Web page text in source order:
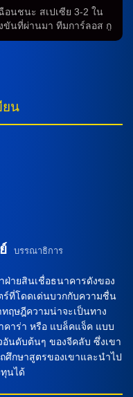
อนชนะ สเปเซีย 3-2 ใน
ขันที่ผ่านมา ทีมการ์ลอส กู
ปเซีย 3-2 ในการแข่งขัน
ตะที่ยังไม่พร้อมเพราะ
มาติย่า ฟรีกาน ที่ยังเจ็บ
คุมเกมรับร่วมกับ เอ็นรี
และอีกหลายนักเตะที่จะ
ก บาโรนี่ กุนซือ โตริโน่
ยน
บรรณาธิการ
ายสินเชื่อธนาคารดังของ
ที่โดดเด่นบวกกับความชื่น
ฤษฎีความน่าจะเป็นทาง
าร่า หรือ แบล็คแจ็ค แบบ
อันดับต้นๆ ของจีคลับ ซึ่งเขา
ศึกษาสูตรของเขาและนำไป
นได้